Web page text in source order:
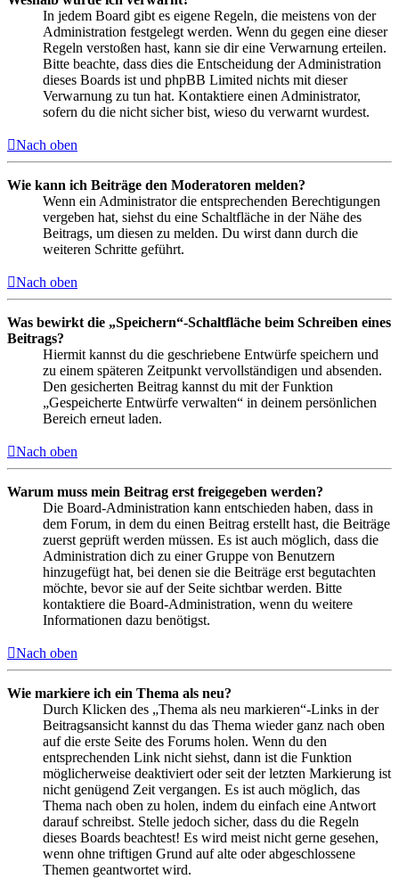
In jedem Board gibt es eigene Regeln, die meistens von der
Administration festgelegt werden. Wenn du gegen eine dieser
Regeln verstoßen hast, kann sie dir eine Verwarnung erteilen.
Bitte beachte, dass dies die Entscheidung der Administration
dieses Boards ist und phpBB Limited nichts mit dieser
Verwarnung zu tun hat. Kontaktiere einen Administrator,
sofern du die nicht sicher bist, wieso du verwarnt wurdest.
Nach oben
Wie kann ich Beiträge den Moderatoren melden?
Wenn ein Administrator die entsprechenden Berechtigungen
vergeben hat, siehst du eine Schaltfläche in der Nähe des
Beitrags, um diesen zu melden. Du wirst dann durch die
weiteren Schritte geführt.
Nach oben
Was bewirkt die „Speichern“-Schaltfläche beim Schreiben eines
Beitrags?
Hiermit kannst du die geschriebene Entwürfe speichern und
zu einem späteren Zeitpunkt vervollständigen und absenden.
Den gesicherten Beitrag kannst du mit der Funktion
„Gespeicherte Entwürfe verwalten“ in deinem persönlichen
Bereich erneut laden.
Nach oben
Warum muss mein Beitrag erst freigegeben werden?
Die Board-Administration kann entschieden haben, dass in
dem Forum, in dem du einen Beitrag erstellt hast, die Beiträge
zuerst geprüft werden müssen. Es ist auch möglich, dass die
Administration dich zu einer Gruppe von Benutzern
hinzugefügt hat, bei denen sie die Beiträge erst begutachten
möchte, bevor sie auf der Seite sichtbar werden. Bitte
kontaktiere die Board-Administration, wenn du weitere
Informationen dazu benötigst.
Nach oben
Wie markiere ich ein Thema als neu?
Durch Klicken des „Thema als neu markieren“-Links in der
Beitragsansicht kannst du das Thema wieder ganz nach oben
auf die erste Seite des Forums holen. Wenn du den
entsprechenden Link nicht siehst, dann ist die Funktion
möglicherweise deaktiviert oder seit der letzten Markierung ist
nicht genügend Zeit vergangen. Es ist auch möglich, das
Thema nach oben zu holen, indem du einfach eine Antwort
darauf schreibst. Stelle jedoch sicher, dass du die Regeln
dieses Boards beachtest! Es wird meist nicht gerne gesehen,
wenn ohne triftigen Grund auf alte oder abgeschlossene
Themen geantwortet wird.